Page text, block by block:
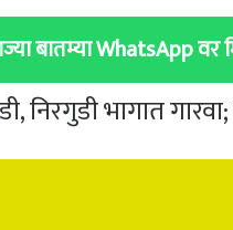
बातम्या WhatsApp वर
निरगुडी भागात